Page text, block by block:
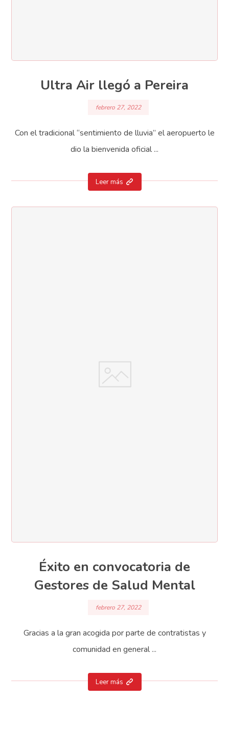
Ultra Air llegó a Pereira
febrero 27, 2022
Con el tradicional “sentimiento de lluvia” el aeropuerto le
dio la bienvenida oficial ...
Leer más
Éxito en convocatoria de
Gestores de Salud Mental
febrero 27, 2022
Gracias a la gran acogida por parte de contratistas y
comunidad en general ...
Leer más